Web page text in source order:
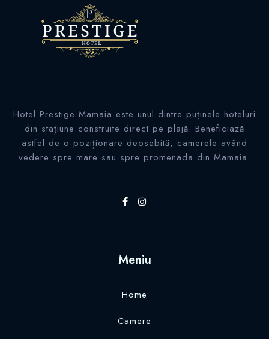
Hotel Prestige Mamaia este unul dintre puținele hoteluri
din stațiune construite direct pe plajă. Beneficiază
astfel de o poziționare deosebită, camerele având
vedere spre mare sau spre promenada din Mamaia.
Meniu
Home
Camere